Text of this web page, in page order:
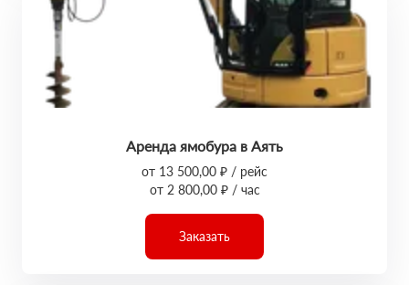
Аренда ямобура в Аять
от 13 500,00 ₽ / рейс
от 2 800,00 ₽ / час
Заказать